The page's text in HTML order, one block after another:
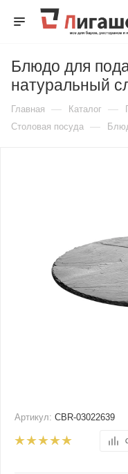
Блюдо для
натуральный
Главная — Каталог —
Столовая посуда —
Артикул: CBR-03022639